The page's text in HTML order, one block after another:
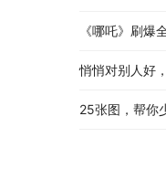
《哪吒》刷爆
悄悄对别人好
25张图，帮你